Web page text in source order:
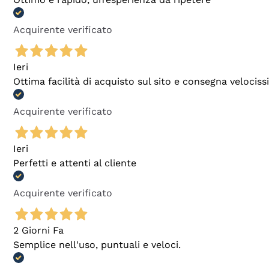
Acquirente verificato
Ieri
Ottima facilità di acquisto sul sito e consegna
Acquirente verificato
Ieri
Perfetti e attenti al cliente
Acquirente verificato
2 Giorni Fa
Semplice nell'uso, puntuali e veloci.